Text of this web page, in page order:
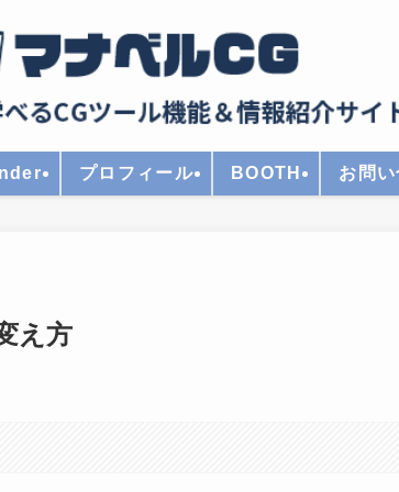
プロフィール BOOTH お問
え方